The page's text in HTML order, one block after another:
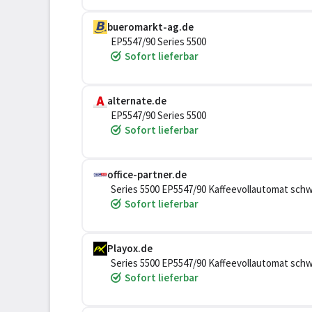
bueromarkt-ag.de
EP5547/90 Series 5500
Sofort lieferbar
alternate.de
EP5547/90 Series 5500
Sofort lieferbar
office-partner.de
Series 5500 EP5547/90 Kaffeevollautomat
Sofort lieferbar
Playox.de
Series 5500 EP5547/90 Kaffeevollautomat
Sofort lieferbar